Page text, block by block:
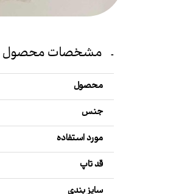
مشخصات محصول
محصول
جنس
مورد استفاده
قد تاپ
سایز بندی